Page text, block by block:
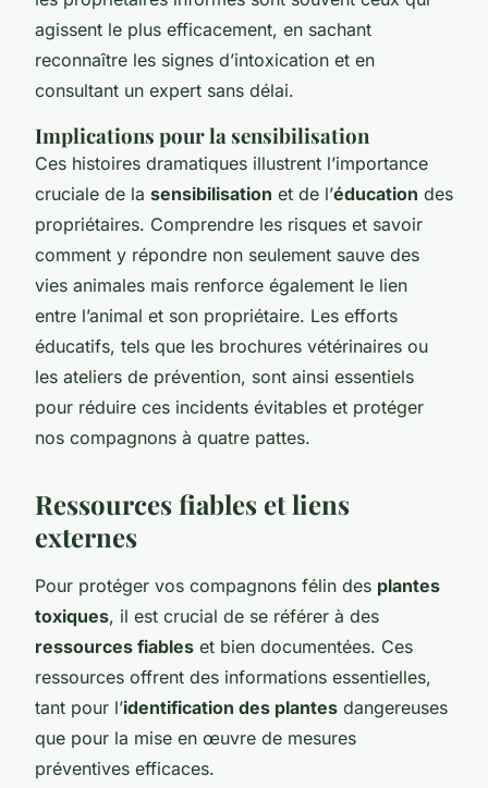
agissent le plus efficacement, en sachant
reconnaître les signes d’intoxication et en
consultant un expert sans délai.
Implications pour la sensibilisation
Ces histoires dramatiques illustrent l’importance
cruciale de la sensibilisation et de l’éducation des
propriétaires. Comprendre les risques et savoir
comment y répondre non seulement sauve des
vies animales mais renforce également le lien
entre l’animal et son propriétaire. Les efforts
éducatifs, tels que les brochures vétérinaires ou
les ateliers de prévention, sont ainsi essentiels
pour réduire ces incidents évitables et protéger
nos compagnons à quatre pattes.
Ressources fiables et liens
externes
Pour protéger vos compagnons félin des plantes
toxiques, il est crucial de se référer à des
ressources fiables et bien documentées. Ces
ressources offrent des informations essentielles,
tant pour l’identification des plantes dangereuses
que pour la mise en œuvre de mesures
préventives efficaces.